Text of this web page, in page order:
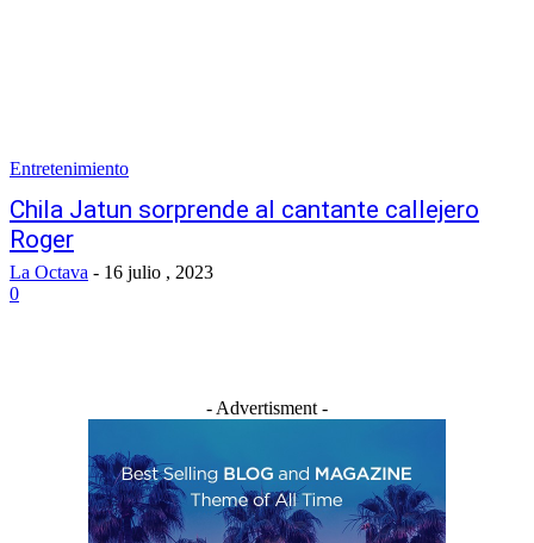
Entretenimiento
Chila Jatun sorprende al cantante callejero
Roger
La Octava - 16 julio , 2023
0
- Advertisment -